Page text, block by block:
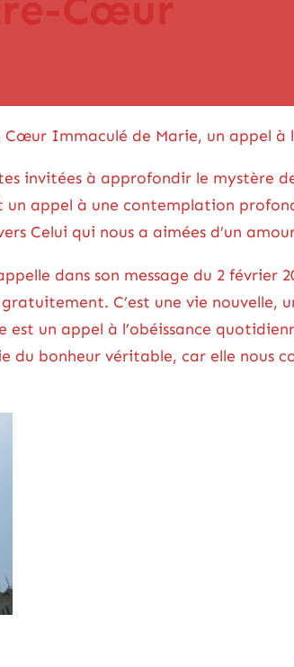
Cœur Immaculé de Marie, un appel à
invitées à approfondir le mystère
un appel à une contemplation
Celui qui nous a aimées d’un
dans son message du 2 février
C’est une vie nouvelle,
est un appel à l’obéissance
du bonheur véritable, car elle nous